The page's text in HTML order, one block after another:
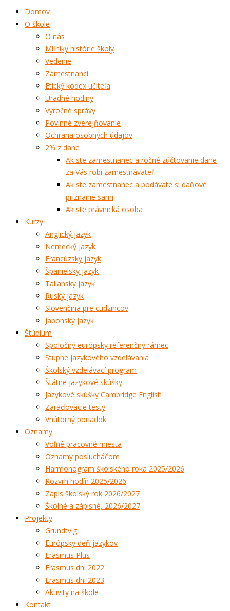
Domov
O škole
O nás
Míľniky histórie školy
Vedenie
Zamestnanci
Etický kódex učiteľa
Úradné hodiny
Výročné správy
Povinné zverejňovanie
Ochrana osobných údajov
2% z dane
Ak ste zamestnanec a ročné zúčtovanie dane
za Vás robí zamestnávateľ
Ak ste zamestnanec a podávate si daňové
priznanie sami
Ak ste právnická osoba
Kurzy
Anglický jazyk
Nemecký jazyk
Francúzsky jazyk
Španielsky jazyk
Taliansky jazyk
Ruský jazyk
Slovenčina pre cudzincov
Japonský jazyk
Štúdium
Spoločný európsky referenčný rámec
Stupne jazykového vzdelávania
Školský vzdelávací program
Štátne jazykové skúšky
Jazykové skúšky Cambridge English
Zaraďovacie testy
Vnútorný poriadok
Oznamy
Voľné pracovné miesta
Oznamy poslucháčom
Harmonogram školského roka 2025/2026
Rozvrh hodín 2025/2026
Zápis školský rok 2026/2027
Školné a zápisné, 2026/2027
Projekty
Grundtvig
Európsky deň jazykov
Erasmus Plus
Erasmus dni 2022
Erasmus dni 2023
Aktivity na škole
Kontakt